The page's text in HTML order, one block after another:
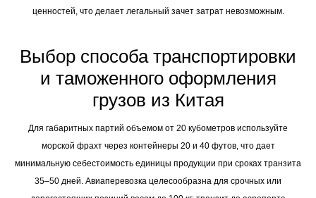
ценностей, что делает легальный зачет затрат невозможным.
Выбор способа транспортировки
и таможенного оформления
грузов из Китая
Для габаритных партий объемом от 20 кубометров используйте
морской фрахт через контейнеры 20 и 40 футов, что дает
минимальную себестоимость единицы продукции при сроках транзита
35–50 дней. Авиаперевозка целесообразна для срочных или